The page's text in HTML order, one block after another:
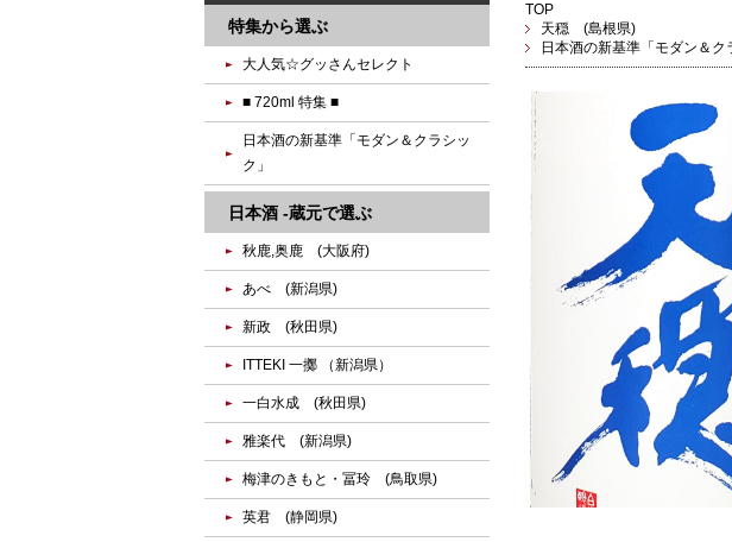
TOP
天穏 (島根県)
日本酒の新基準「モダン＆ク
特集から選ぶ
大人気☆グッさんセレクト
■ 720ml 特集 ■
日本酒の新基準「モダン＆クラシッ
ク」
日本酒 -蔵元で選ぶ
秋鹿,奥鹿 (大阪府)
あべ (新潟県)
新政 (秋田県)
ITTEKI 一擲 （新潟県）
一白水成 (秋田県)
雅楽代 (新潟県)
梅津のきもと・冨玲 (鳥取県)
英君 (静岡県)